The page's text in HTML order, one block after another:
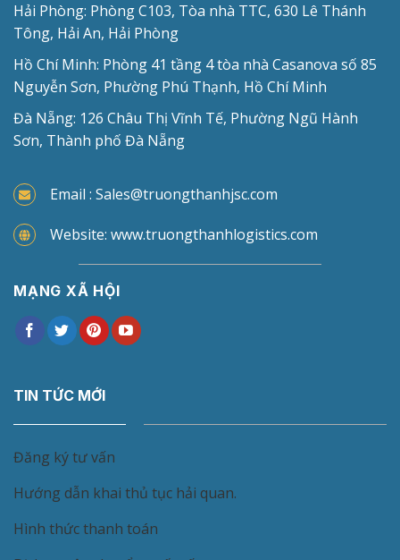
Hải Phòng: Phòng C103, Tòa nhà TTC, 630 Lê Thánh
Tông, Hải An, Hải Phòng
Hồ Chí Minh: Phòng 41 tầng 4 tòa nhà Casanova số 85
Nguyễn Sơn, Phường Phú Thạnh, Hồ Chí Minh
Đà Nẵng: 126 Châu Thị Vĩnh Tế, Phường Ngũ Hành
Sơn, Thành phố Đà Nẵng
Email : Sales@truongthanhjsc.com
Website: www.truongthanhlogistics.com
MẠNG XÃ HỘI
TIN TỨC MỚI
Đăng ký tư vấn
Hướng dẫn khai thủ tục hải quan.
Hình thức thanh toán